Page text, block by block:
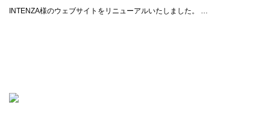
INTENZA様のウェブサイトをリニューアルいたしました。 …